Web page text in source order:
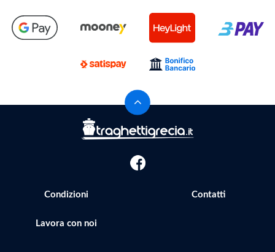
Condizioni Contatti
Lavora con noi